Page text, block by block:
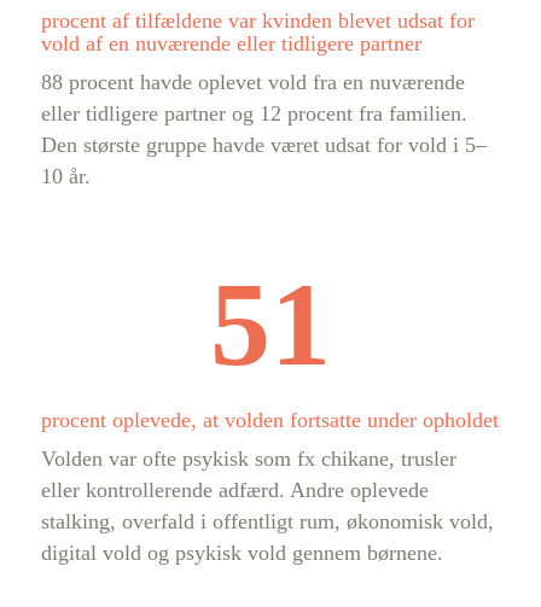
procent af tilfældene var kvinden blevet udsat for
vold af en nuværende eller tidligere partner
88 procent havde oplevet vold fra en nuværende
eller tidligere partner og 12 procent fra familien.
Den største gruppe havde været udsat for vold i 5–
10 år.
51
procent oplevede, at volden fortsatte under opholdet
Volden var ofte psykisk som fx chikane, trusler
eller kontrollerende adfærd. Andre oplevede
stalking, overfald i offentligt rum, økonomisk vold,
digital vold og psykisk vold gennem børnene.